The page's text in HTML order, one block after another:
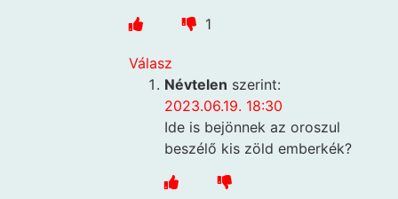
1
Válasz
Névtelen szerint:
2023.06.19. 18:30
Ide is bejönnek az oroszul
beszélő kis zöld emberkék?